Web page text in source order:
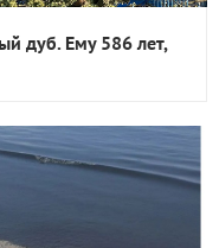
дуб. Ему 586 лет,